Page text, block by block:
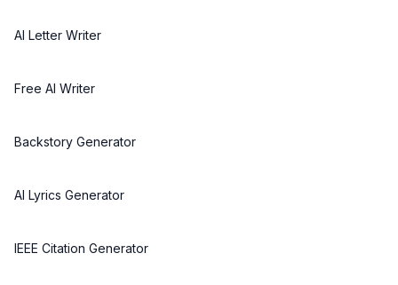
AI Letter Writer
Free AI Writer
Backstory Generator
AI Lyrics Generator
IEEE Citation Generator